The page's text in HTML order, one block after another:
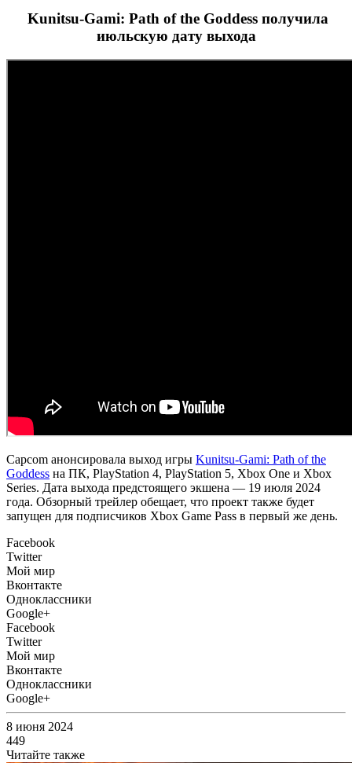
Kunitsu-Gami: Path of the Goddess получила
июльскую дату выхода
Capcom анонсировала выход игры Kunitsu-Gami: Path of the
Goddess на ПК, PlayStation 4, PlayStation 5, Xbox One и Xbox
Series. Дата выхода предстоящего экшена — 19 июля 2024
года. Обзорный трейлер обещает, что проект также будет
запущен для подписчиков Xbox Game Pass в первый же день.
Facebook
Twitter
Мой мир
Вконтакте
Одноклассники
Google+
Facebook
Twitter
Мой мир
Вконтакте
Одноклассники
Google+
8 июня 2024
449
Читайте также